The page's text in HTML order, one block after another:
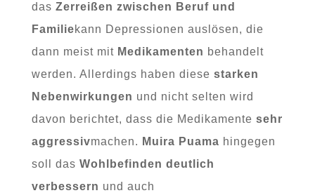
das Zerreißen zwischen Beruf und
Familiekann Depressionen auslösen, die
dann meist mit Medikamenten behandelt
werden. Allerdings haben diese starken
Nebenwirkungen und nicht selten wird
davon berichtet, dass die Medikamente sehr
aggressivmachen. Muira Puama hingegen
soll das Wohlbefinden deutlich
verbessern und auch